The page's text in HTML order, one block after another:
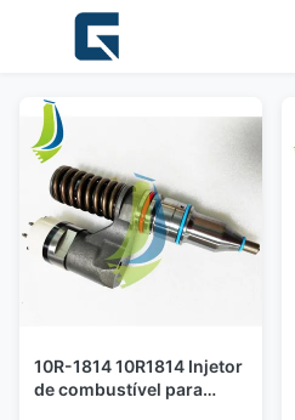
10R-1814 10R1814 Injetor
de combustível para